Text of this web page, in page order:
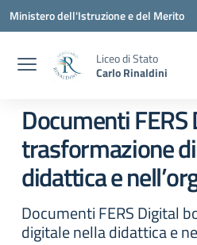
Vai ai contenuti
Vai al menu di navigazione
Vai al footer
Ministero dell'Istruzione e del Merito
Liceo di Stato
Carlo Rinaldini
Documenti
trasformazione
didattica e
Documenti FERS Digital
digitale nella didattica e